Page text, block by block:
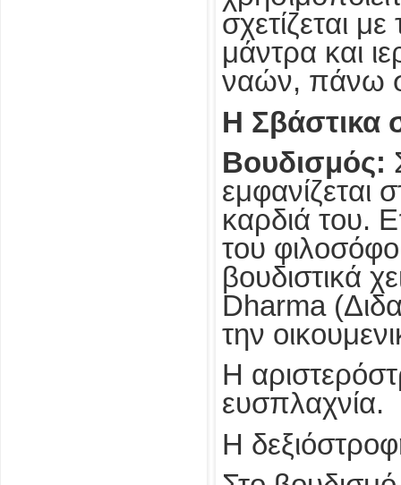
σχετίζεται
μάντρα και
ναών, πάνω
Η Σβάστικα
Βουδισμός:
εμφανίζεται
καρδιά του.
του
βουδιστικά
Dharma
την
Η
ευσπλαχνία.
Η